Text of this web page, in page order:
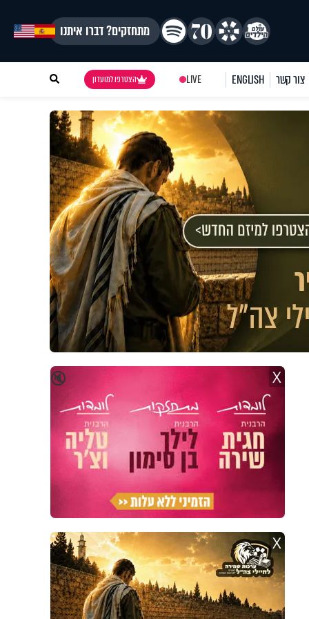
מתחזקים? דברו איתנו
צור קשר ENGLISH
LIVE הצטרפו למועדון
🔇 X
X